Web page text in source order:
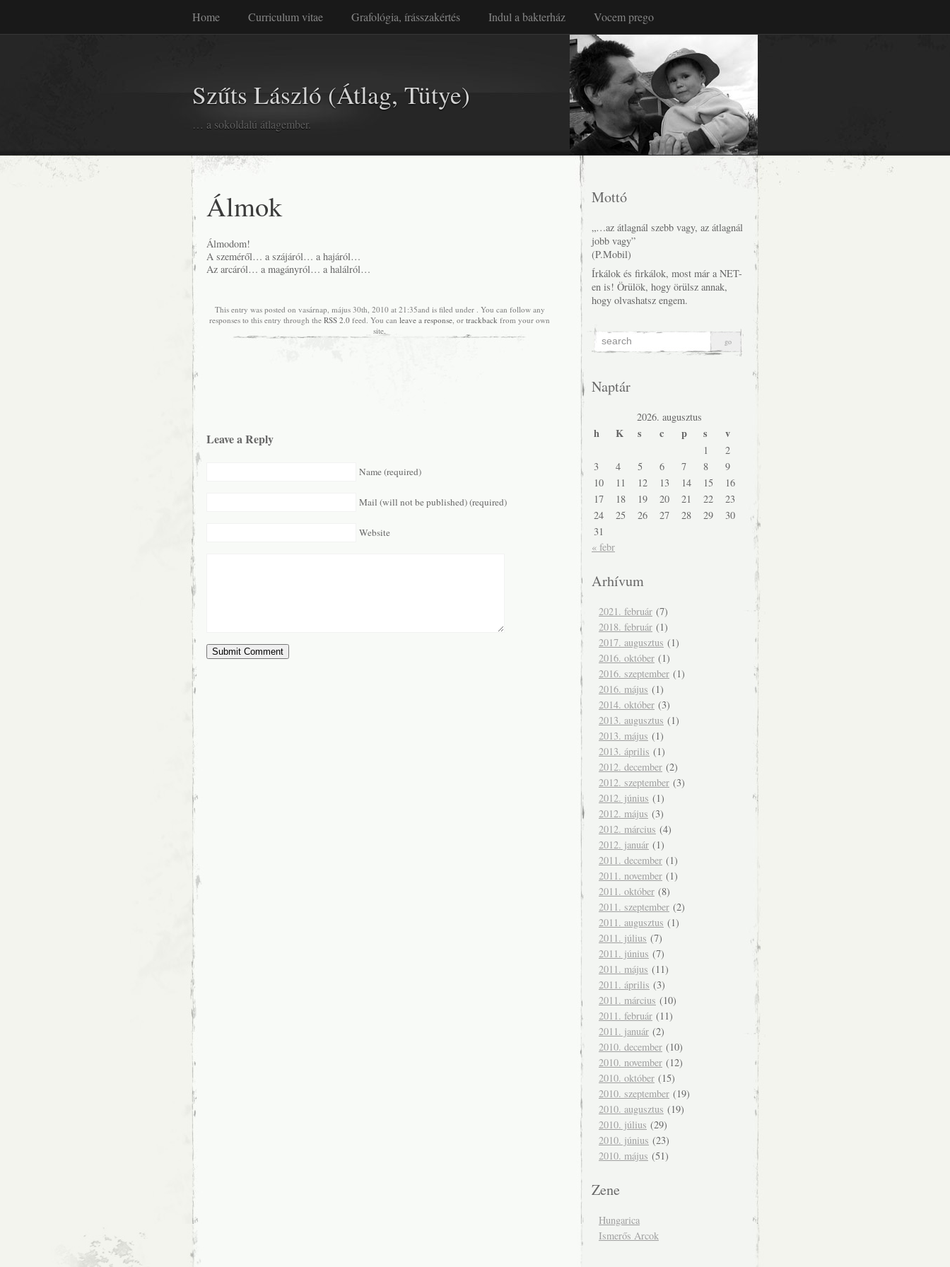
Home Curriculum vitae Grafológia, írásszakértés Indul a bakterház Vocem prego
… a sokoldalú átlagember.
Szűts László (Átlag, Tütye)
Álmok
Álmodom!
A szeméről… a szájáról… a hajáról…
Az arcáról… a magányról… a halálról…
This entry was posted on vasárnap, május 30th, 2010 at 21:35and is filed under . You can follow any
responses to this entry through the RSS 2.0 feed. You can leave a response, or trackback from your own
site.
Leave a Reply
Name (required)
Mail (will not be published) (required)
Website
Mottó
„…az átlagnál szebb vagy, az átlagnál
jobb vagy”
(P.Mobil)
Írkálok és firkálok, most már a NET-
en is! Örülök, hogy örülsz annak,
hogy olvashatsz engem.
Naptár
2026. augusztus
h K s c p s v
1
2
3
4 5 6 7 8
9
10
11 12 13 14 15
16
17
18 19 20 21 22
23
24
25 26 27 28 29
30
31
« febr
Arhívum
2021. február (7)
2018. február (1)
2017. augusztus (1)
2016. október (1)
2016. szeptember (1)
2016. május (1)
2014. október (3)
2013. augusztus (1)
2013. május (1)
2013. április (1)
2012. december (2)
2012. szeptember (3)
2012. június (1)
2012. május (3)
2012. március (4)
2012. január (1)
2011. december (1)
2011. november (1)
2011. október (8)
2011. szeptember (2)
2011. augusztus (1)
2011. július (7)
2011. június (7)
2011. május (11)
2011. április (3)
2011. március (10)
2011. február (11)
2011. január (2)
2010. december (10)
2010. november (12)
2010. október (15)
2010. szeptember (19)
2010. augusztus (19)
2010. július (29)
2010. június (23)
2010. május (51)
Zene
Hungarica
Ismerős Arcok